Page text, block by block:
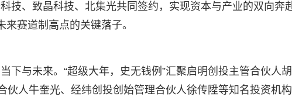
技、致晶科技、北集光共同签约，实现资本与产业的双向奔
来赛道制高点的关键落子。
下与未来。“超级大年，史无钱例”汇聚启明创投主管合伙人
伙人牛奎光、经纬创投创始管理合伙人徐传陞等知名投资机